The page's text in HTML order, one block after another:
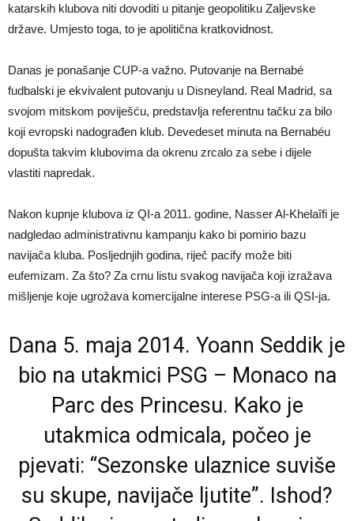
katarskih klubova niti dovoditi u pitanje geopolitiku Zaljevske
države. Umjesto toga, to je apolitična kratkovidnost.
Danas je ponašanje CUP-a važno. Putovanje na Bernabé
fudbalski je ekvivalent putovanju u Disneyland. Real Madrid, sa
svojom mitskom poviješću, predstavlja referentnu tačku za bilo
koji evropski nadograđen klub. Devedeset minuta na Bernabéu
dopušta takvim klubovima da okrenu zrcalo za sebe i dijele
vlastiti napredak.
Nakon kupnje klubova iz QI-a 2011. godine, Nasser Al-Khelaîfi je
nadgledao administrativnu kampanju kako bi pomirio bazu
navijača kluba. Posljednjih godina, riječ pacify može biti
eufemizam. Za što? Za crnu listu svakog navijača koji izražava
mišljenje koje ugrožava komercijalne interese PSG-a ili QSI-ja.
Dana 5. maja 2014. Yoann Seddik je
bio na utakmici PSG – Monaco na
Parc des Princesu. Kako je
utakmica odmicala, počeo je
pjevati: “Sezonske ulaznice suviše
su skupe, navijače ljutite”. Ishod?